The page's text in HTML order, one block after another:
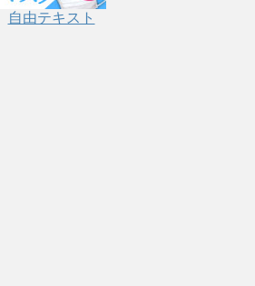
自由テキスト